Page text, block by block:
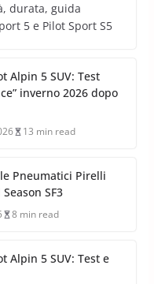
durata, guida
5 e Pilot Sport S5
Alpin 5 SUV: Test
inverno 2026 dopo
13 min read
Pneumatici Pirelli
SF3
8 min read
Alpin 5 SUV: Test e